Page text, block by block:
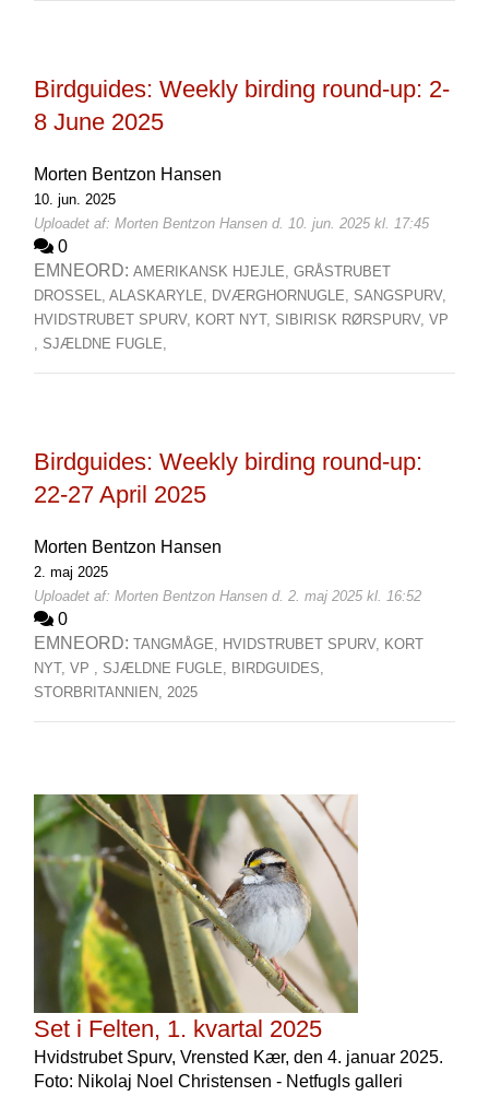
Birdguides: Weekly birding round-up: 2-
8 June 2025
Morten Bentzon Hansen
10. jun. 2025
Uploadet af: Morten Bentzon Hansen d. 10. jun. 2025 kl. 17:45
0
EMNEORD: AMERIKANSK HJEJLE, GRÅSTRUBET
DROSSEL, ALASKARYLE, DVÆRGHORNUGLE, SANGSPURV,
HVIDSTRUBET SPURV, KORT NYT, SIBIRISK RØRSPURV, VP
, SJÆLDNE FUGLE,
Birdguides: Weekly birding round-up:
22-27 April 2025
Morten Bentzon Hansen
2. maj 2025
Uploadet af: Morten Bentzon Hansen d. 2. maj 2025 kl. 16:52
0
EMNEORD: TANGMÅGE, HVIDSTRUBET SPURV, KORT
NYT, VP , SJÆLDNE FUGLE, BIRDGUIDES,
STORBRITANNIEN, 2025
Set i Felten, 1. kvartal 2025
Hvidstrubet Spurv, Vrensted Kær, den 4. januar 2025.
Foto: Nikolaj Noel Christensen - Netfugls galleri